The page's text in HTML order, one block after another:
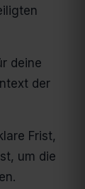
deine
der
Frist,
um die